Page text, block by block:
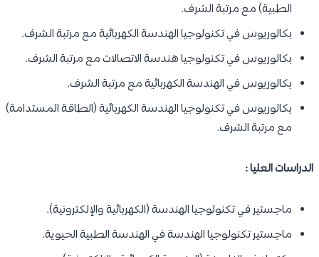
الطبية) مع مرتبة الشرف.
بكالوريوس في تكنولوجيا الهندسة الكهربائية مع مرتبة الشرف.
بكالوريوس في تكنولوجيا هندسة الاتصالات مع مرتبة الشرف.
بكالوريوس في الهندسة الكهربائية مع مرتبة الشرف.
بكالوريوس في تكنولوجيا الهندسة الكهربائية (الطاقة المستدامة)
مع مرتبة الشرف.
الدراسات العليا :
ماجستير في تكنولوجيا الهندسة (الكهربائية والإلكترونية).
ماجستير تكنولوجيا الهندسة في الهندسة الطبية الحيوية.